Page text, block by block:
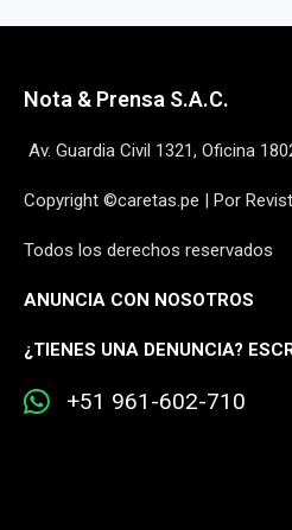
Nota & Prensa S.A.C.
Av. Guardia Civil 1321, Oficina
Copyright ©caretas.pe | Por
Todos los derechos reservados
ANUNCIA CON NOSOTROS
¿TIENES UNA DENUNCIA?
+51 961-602-710